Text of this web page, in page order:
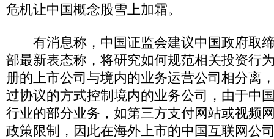
危机让中国概念股雪上加霜。
有消息称，中国证监会建议中国政府取
部最新表态称，将研究如何规范相关投资行
册的上市公司与境内的业务运营公司相分离
过协议的方式控制境内的业务公司，由于中
行业的部分业务，如第三方支付网站或视频
政策限制，因此在海外上市的中国互联网公